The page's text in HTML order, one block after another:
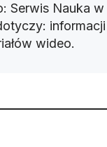
Serwis Nauka
wideo.